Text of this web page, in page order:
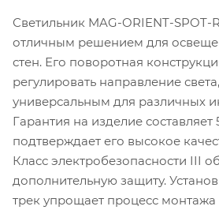
Светильник MAG-ORIENT-SPOT-
отличным решением для
стен. Его поворотная
регулировать направление
универсальным для различных
Гарантия на изделие составляет
подтверждает его высокое
Класс электробезопасности III
дополнительную защиту.
трек упрощает процесс монтажа